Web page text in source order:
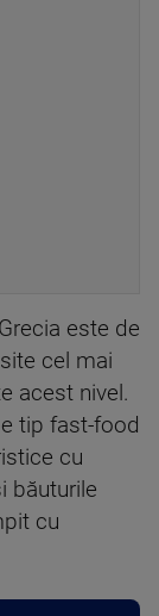
este de
cel mai
acest nivel.
tip fast-food
cu
băuturile
cu